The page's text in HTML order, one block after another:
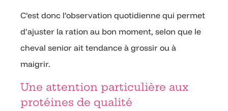
C’est donc l’observation quotidienne qui permet
d’ajuster la ration au bon moment, selon que le
cheval senior ait tendance à grossir ou à
maigrir.
Une attention particulière aux
protéines de qualité